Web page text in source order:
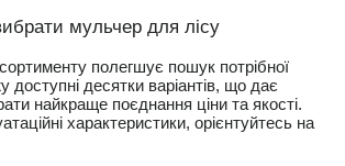
мульчер для лісу
полегшує пошук потрібної
доступні десятки варіантів, що дає
найкраще поєднання ціни та якості.
характеристики, орієнтуйтесь на